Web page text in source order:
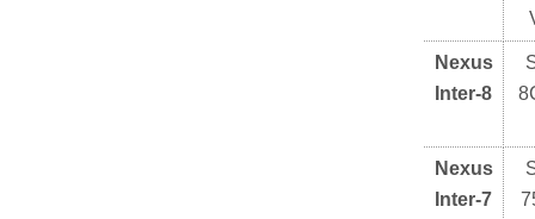
Nexus
Inter-8
Nexus
Inter-7